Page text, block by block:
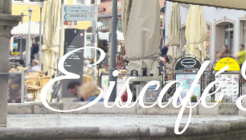
Eiscafé